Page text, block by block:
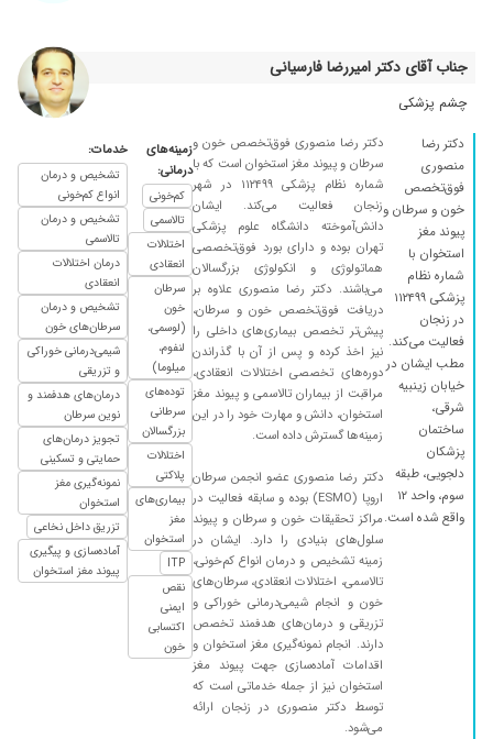
۱۴۰۰/۰۹/۰۲
خیلی عالی است ۱۴۰۰/۰۲/۱۴
۱۴۰۲/۰۹/۱۳
فعلادرحال برسی است
سلام بسیار دکتر کار بلد و خوش اخلاق هستند. ۱۴۰۲/۰۳/۲۱
بهترین و با اخلاقترین دکتر هستن ، تشخیص و
درمانشون حرف ندارن
۱۴۰۴/۱۱/۲۱
دکتر بسیار محترم و با سواد. خدا شناس ۱۴۰۲/۰۲/۲۱
فوق العاده صبور و خوش اخلاق . ۱۴۰۱/۰۱/۱۵
نظرخاصی ندارم فعلا دارم شیمی درمانی میشم انشاله
نتیجه خوبی بگیرم... به امید خدا
۱۴۰۰/۱۰/۱۹
تشخیص خوب،اخلاق خوب ۱۴۰۲/۰۴/۱۳
دکترخیلیخوبیهعالیییی ۱۴۰۲/۰۷/۲۲
کم خونی داشتم الان با یه جلسه تجویز دارو خوب
شدم
۱۴۰۰/۰۳/۲۴
چکاب خوب ۱۴۰۲/۰۴/۲۶
اخلاق خوب ودقت بسیار در ویزیت دارند،راضی
بودیم.
۱۴۰۱/۰۷/۲۷
باسلام.واقعا دکتر عالی وبا سوادی هستش
پروستات
خوش اخلاق و کار بلد
عدم رضایت
جناب آقای دکتر امیررضا فارسیانی
چشم پزشکی
دکتر رضا
منصوری
فوق‌تخصص
خون و سرطان و
پیوند مغز
استخوان با
شماره نظام
پزشکی ۱۱۲۴۹۹
در زنجان
فعالیت می‌کند.
مطب ایشان در
خیابان زینبیه
شرقی،
ساختمان
پزشکان
دلجویی، طبقه
سوم، واحد ۱۲
واقع شده است.
دکتر رضا منصوری فوق‌تخصص خون و
سرطان و پیوند مغز استخوان است که با
شماره نظام پزشکی ۱۱۲۴۹۹ در شهر
زنجان فعالیت می‌کند. ایشان
دانش‌آموخته دانشگاه علوم پزشکی
تهران بوده و دارای بورد فوق‌تخصصی
هماتولوژی و انکولوژی بزرگسالان
می‌باشند. دکتر رضا منصوری علاوه بر
دریافت فوق‌تخصص خون و سرطان،
پیش‌تر تخصص بیماری‌های داخلی را
نیز اخذ کرده و پس از آن با گذراندن
دوره‌های تخصصی اختلالات انعقادی،
مراقبت از بیماران تالاسمی و پیوند مغز
استخوان، دانش و مهارت خود را در این
زمینه‌ها گسترش داده است.
دکتر رضا منصوری عضو انجمن سرطان
اروپا (ESMO) بوده و سابقه فعالیت در
مراکز تحقیقات خون و سرطان و پیوند
سلول‌های بنیادی را دارد. ایشان در
زمینه تشخیص و درمان انواع کم‌خونی،
تالاسمی، اختلالات انعقادی، سرطان‌های
خون و انجام شیمی‌درمانی خوراکی و
تزریقی و درمان‌های هدفمند تخصص
دارند. انجام نمونه‌گیری مغز استخوان و
اقدامات آماده‌سازی جهت پیوند مغز
استخوان نیز از جمله خدماتی است که
توسط دکتر منصوری در زنجان ارائه
می‌شود.
زمینه‌های
درمانی:
کم‌خونی
تالاسمی
اختلالات
انعقادی
سرطان
خون
(لوسمی،
لنفوم،
میلوما)
توده‌های
سرطانی
بزرگسالان
اختلالات
پلاکتی
بیماری‌های
مغز
استخوان
ITP
نقص
ایمنی
اکتسابی
خون
خدمات:
تشخیص و درمان
انواع کم‌خونی
تشخیص و درمان
تالاسمی
درمان اختلالات
انعقادی
تشخیص و درمان
سرطان‌های خون
شیمی‌درمانی خوراکی
و تزریقی
درمان‌های هدفمند و
نوین سرطان
تجویز درمان‌های
حمایتی و تسکینی
نمونه‌گیری مغز
استخوان
تزریق داخل نخاعی
آماده‌سازی و پیگیری
پیوند مغز استخوان